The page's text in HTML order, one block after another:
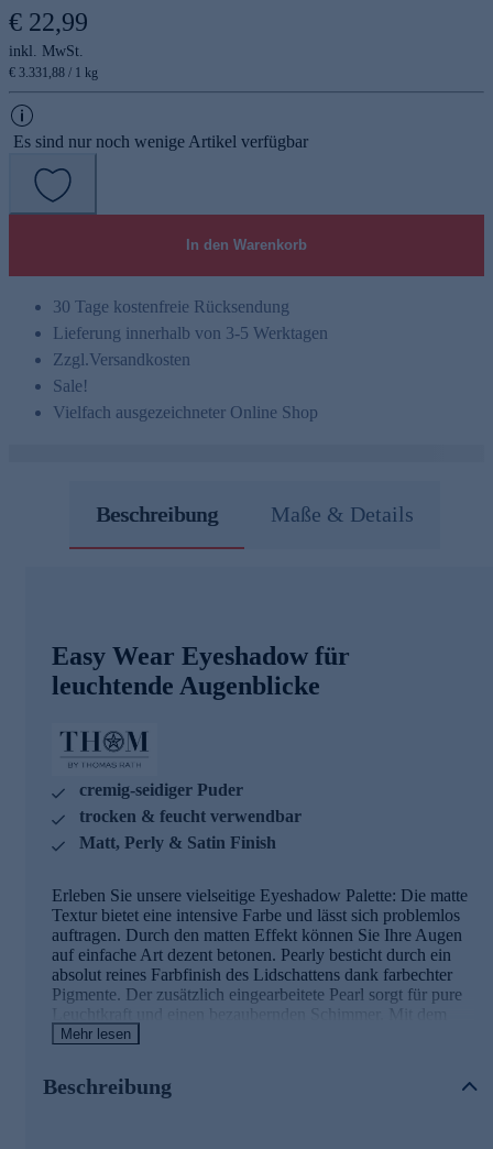
€ 22,99
inkl. MwSt.
€ 3.331,88 / 1 kg
Es sind nur noch wenige Artikel verfügbar
In den Warenkorb
30 Tage kostenfreie Rücksendung
Lieferung innerhalb von 3-5 Werktagen
Zzgl.Versandkosten
Sale!
Vielfach ausgezeichneter Online Shop
Beschreibung Maße & Details
Easy Wear Eyeshadow für
leuchtende Augenblicke
cremig-seidiger Puder
trocken & feucht verwendbar
Matt, Perly & Satin Finish
Erleben Sie unsere vielseitige Eyeshadow Palette: Die matte
Textur bietet eine intensive Farbe und lässt sich problemlos
auftragen. Durch den matten Effekt können Sie Ihre Augen
auf einfache Art dezent betonen. Pearly besticht durch ein
absolut reines Farbfinish des Lidschattens dank farbechter
Pigmente. Der zusätzlich eingearbeitete Pearl sorgt für pure
Leuchtkraft und einen bezaubernden Schimmer. Mit dem
Satin Finish zaubern Sie zusätzliche Lichtreflexe und
durch ihre cremig-seidige Textur leicht auftragbar und
Mehr lesen
Beschreibung